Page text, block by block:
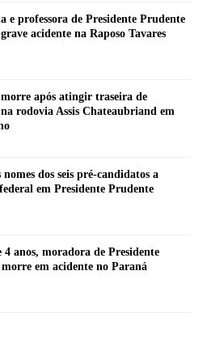
e professora de Presidente Prudente
acidente na Raposo Tavares
após atingir traseira de
rodovia Assis Chateaubriand em
dos seis pré-candidatos a
em Presidente Prudente
4 anos, moradora de Presidente
em acidente no Paraná